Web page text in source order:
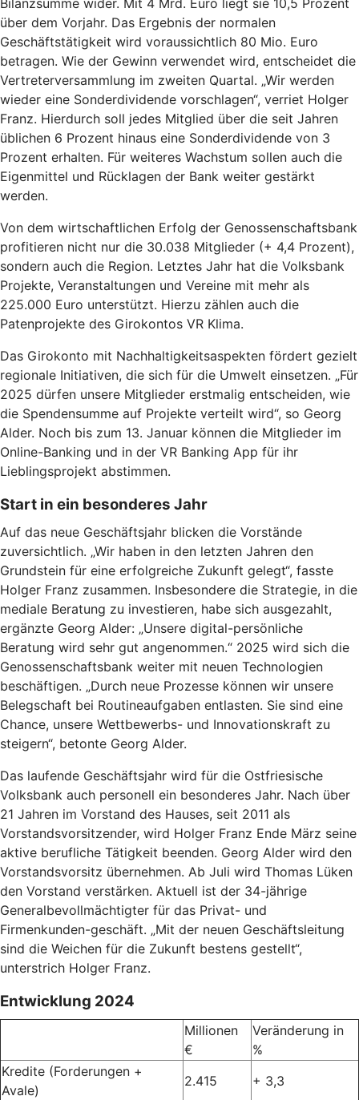
Bilanzsumme wider. Mit 4 Mrd. Euro liegt sie 10,5 Prozent
über dem Vorjahr. Das Ergebnis der normalen
Geschäftstätigkeit wird voraussichtlich 80 Mio. Euro
betragen. Wie der Gewinn verwendet wird, entscheidet die
Vertreterversammlung im zweiten Quartal. „Wir werden
wieder eine Sonderdividende vorschlagen“, verriet Holger
Franz. Hierdurch soll jedes Mitglied über die seit Jahren
üblichen 6 Prozent hinaus eine Sonderdividende von 3
Prozent erhalten. Für weiteres Wachstum sollen auch die
Eigenmittel und Rücklagen der Bank weiter gestärkt
werden.
Von dem wirtschaftlichen Erfolg der Genossenschaftsbank
profitieren nicht nur die 30.038 Mitglieder (+ 4,4 Prozent),
sondern auch die Region. Letztes Jahr hat die Volksbank
Projekte, Veranstaltungen und Vereine mit mehr als
225.000 Euro unterstützt. Hierzu zählen auch die
Patenprojekte des Girokontos VR Klima.
Das Girokonto mit Nachhaltigkeitsaspekten fördert gezielt
regionale Initiativen, die sich für die Umwelt einsetzen. „Für
2025 dürfen unsere Mitglieder erstmalig entscheiden, wie
die Spendensumme auf Projekte verteilt wird“, so Georg
Alder. Noch bis zum 13. Januar können die Mitglieder im
Online-Banking und in der VR Banking App für ihr
Lieblingsprojekt abstimmen.
Start in ein besonderes Jahr
Auf das neue Geschäftsjahr blicken die Vorstände
zuversichtlich. „Wir haben in den letzten Jahren den
Grundstein für eine erfolgreiche Zukunft gelegt“, fasste
Holger Franz zusammen. Insbesondere die Strategie, in die
mediale Beratung zu investieren, habe sich ausgezahlt,
ergänzte Georg Alder: „Unsere digital-persönliche
Beratung wird sehr gut angenommen.“ 2025 wird sich die
Genossenschaftsbank weiter mit neuen Technologien
beschäftigen. „Durch neue Prozesse können wir unsere
Belegschaft bei Routineaufgaben entlasten. Sie sind eine
Chance, unsere Wettbewerbs- und Innovationskraft zu
steigern“, betonte Georg Alder.
Das laufende Geschäftsjahr wird für die Ostfriesische
Volksbank auch personell ein besonderes Jahr. Nach über
21 Jahren im Vorstand des Hauses, seit 2011 als
Vorstandsvorsitzender, wird Holger Franz Ende März seine
aktive berufliche Tätigkeit beenden. Georg Alder wird den
Vorstandsvorsitz übernehmen. Ab Juli wird Thomas Lüken
den Vorstand verstärken. Aktuell ist der 34-jährige
Generalbevollmächtigter für das Privat- und
Firmenkunden-geschäft. „Mit der neuen Geschäftsleitung
sind die Weichen für die Zukunft bestens gestellt“,
unterstrich Holger Franz.
Entwicklung 2024
Millionen
€
Veränderung in
%
Kredite (Forderungen +
Avale)
2.415
+ 3,3